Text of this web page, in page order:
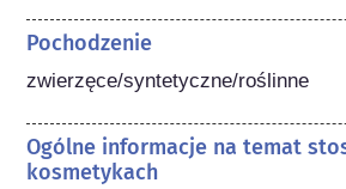
Pochodzenie
zwierzęce/syntetyczne/roślinne
Ogólne informacje na temat
kosmetykach